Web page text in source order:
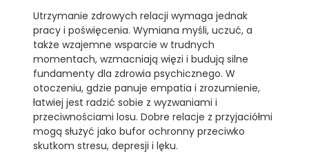
Utrzymanie zdrowych relacji wymaga jednak
pracy i poświęcenia. Wymiana myśli, uczuć, a
także wzajemne wsparcie w trudnych
momentach, wzmacniają więzi i budują silne
fundamenty dla zdrowia psychicznego. W
otoczeniu, gdzie panuje empatia i zrozumienie,
łatwiej jest radzić sobie z wyzwaniami i
przeciwnościami losu. Dobre relacje z przyjaciółmi
mogą służyć jako bufor ochronny przeciwko
skutkom stresu, depresji i lęku.